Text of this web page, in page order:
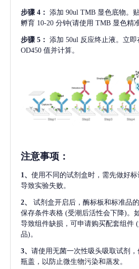
步骤 4： 添加 90ul TMB 显色底物。
孵育 10-20 分钟(请使用 TMB 显色精
步骤 5： 添加 50ul 反应终止液。立即
OD450 值并计算。
注意事项 ：
1、 使用不同的试剂盒时，需先做好标
导致实验失败。
2、
试剂盒开启后，酶标板和标准品
保存条件表格 (受潮后活性会下降)。
导致组件缺损，可申请购买配套组件
品)。
3、 请使用无菌一次性吸头吸取试剂
瓶盖，以防止微生物污染和蒸发。